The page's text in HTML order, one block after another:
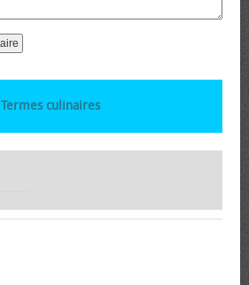
Termes culinaires